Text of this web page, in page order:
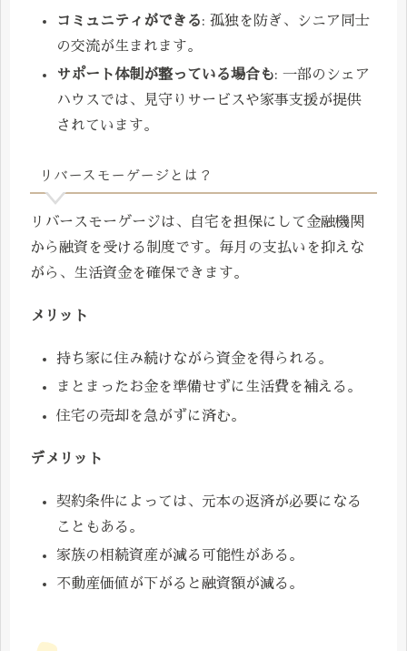
コミュニティができる: 孤独を防ぎ、シニア同士
の交流が生まれます。
サポート体制が整っている場合も: 一部のシェア
ハウスでは、見守りサービスや家事支援が提供
されています。
リバースモーゲージとは？
リバースモーゲージは、自宅を担保にして金融機関
から融資を受ける制度です。毎月の支払いを抑えな
がら、生活資金を確保できます。
メリット
持ち家に住み続けながら資金を得られる。
まとまったお金を準備せずに生活費を補える。
住宅の売却を急がずに済む。
デメリット
契約条件によっては、元本の返済が必要になる
こともある。
家族の相続資産が減る可能性がある。
不動産価値が下がると融資額が減る。